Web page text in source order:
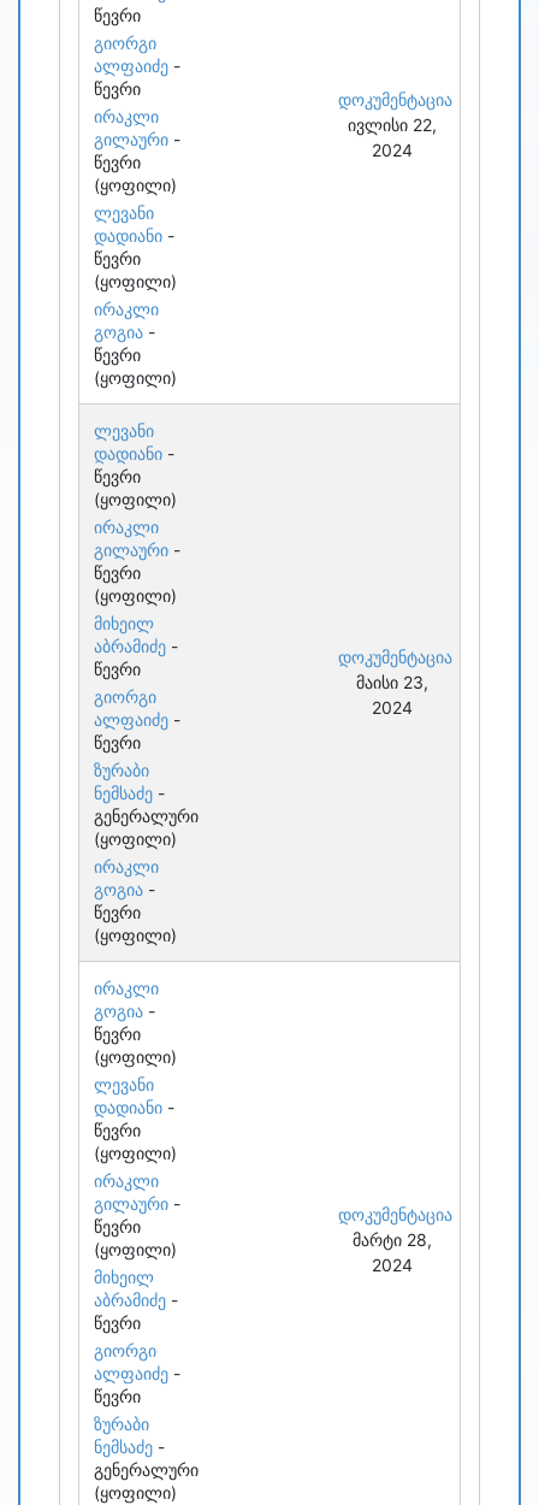
წევრი
გიორგი
ალფაიძე -
წევრი
ირაკლი
გილაური -
წევრი
(ყოფილი)
ლევანი
დადიანი -
წევრი
(ყოფილი)
ირაკლი
გოგია -
წევრი
(ყოფილი)
დოკუმენტაცია
ივლისი 22,
2024
ლევანი
დადიანი -
წევრი
(ყოფილი)
ირაკლი
გილაური -
წევრი
(ყოფილი)
მიხეილ
აბრამიძე -
წევრი
გიორგი
ალფაიძე -
წევრი
ზურაბი
ნემსაძე -
გენერალური
(ყოფილი)
ირაკლი
გოგია -
წევრი
(ყოფილი)
დოკუმენტაცია
მაისი 23,
2024
ირაკლი
გოგია -
წევრი
(ყოფილი)
ლევანი
დადიანი -
წევრი
(ყოფილი)
ირაკლი
გილაური -
წევრი
(ყოფილი)
მიხეილ
აბრამიძე -
წევრი
გიორგი
ალფაიძე -
წევრი
ზურაბი
ნემსაძე -
გენერალური
(ყოფილი)
დოკუმენტაცია
მარტი 28,
2024